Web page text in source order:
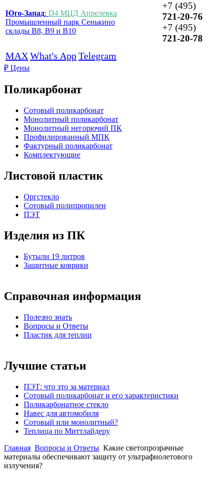
Юго-Запад: D4 МЦД Апрелевка
Промышленный парк Сенькино
склады B8, B9 и B10
+7 (495)
721-20-76
+7 (495)
721-20-78
MAXWhat's AppTelegram
₽ Цены
Поликарбонат
Сотовый поликарбонат
Монолитный поликарбонат
Монолитный негорючий ПК
Профилированный МПК
Фактурный поликарбонат
Комплектующие
Листовой пластик
Оргстекло
Cотовый полипропилен
ПЭТ
Изделия из ПК
Бутыли 19 литров
Защитные коврики
Справочная информация
Полезно знать
Вопросы и Ответы
Пластик для теплиц
Лучшие статьи
ПЭТ: что это за материал
Сотовый поликарбонат и его характеристики
Поликарбонатное стекло
Навес для автомобиля
Сотовый или монолитный?
Теплица по Миттлайдеру
Главная Вопросы и Ответы Какие светопрозрачные
материалы обеспечивают защиту от ультрафиолетового
излучения?